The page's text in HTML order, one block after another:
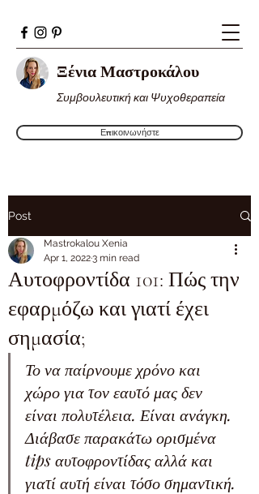
Ξένια Μαστροκάλου
Συμβουλευτική και Ψυχοθεραπεία
Επικοινωνήστε
Post
Αυτοφροντίδα 101: Πώς την
εφαρμόζω και γιατί έχει
σημασία;
Mastrokalou Xenia
Apr 1, 20223 min read
Το να παίρνουμε χρόνο και
χώρο για τον εαυτό μας δεν
είναι πολυτέλεια. Είναι ανάγκη.
Διάβασε παρακάτω ορισμένα
tips αυτοφροντίδας αλλά και
γιατί αυτή είναι τόσο σημαντική.